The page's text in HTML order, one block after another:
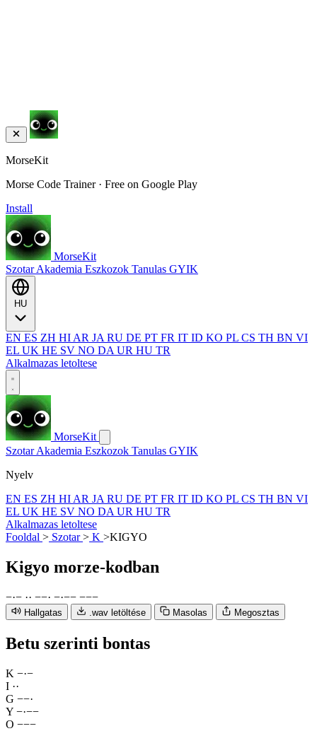
MorseKit
Morse Code Trainer · Free on Google Play
Install
MorseKit
SzotarAkademia Eszkozok Tanulas GYIK
EN ES ZH HI AR JA RU DE PT FR IT ID KO PL CS TH BN VI
EL UK HE SV NO DA UR HU TR
Alkalmazas letoltese
MorseKit
SzotarAkademia Eszkozok Tanulas GYIK
Nyelv
EN ES ZH HI AR JA RU DE PT FR IT ID KO PL CS TH BN VI
EL UK HE SV NO DA UR HU TR
Alkalmazas letoltese
Fooldal > Szotar> K >KIGYO
Kigyo morze-kodban
−·− ·· −−· −·−− −−−
Hallgatas .wav letöltése Masolas Megosztas
Betu szerinti bontas
K −·−
I ··
G −−·
Y −·−−
O −−−